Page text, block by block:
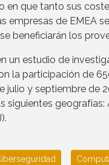
en que tanto sus
empresas de EMEA
beneficiarán los
un estudio de
la participación de
julio y septiembre de